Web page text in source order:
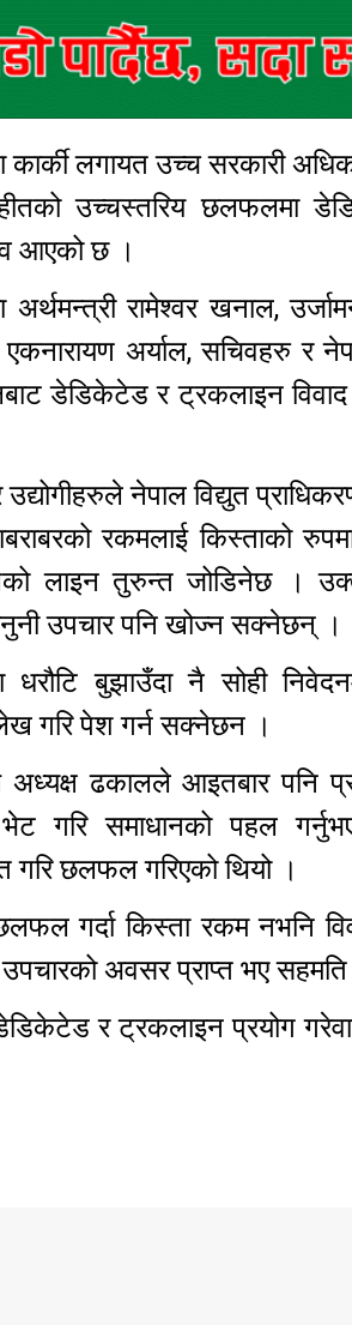
लगायत उच्च सरकारी
उच्चस्तरिय छलफलमा
आएको छ ।
अर्थमन्त्री रामेश्वर खनाल,
अर्याल, सचिवहरु र
डेडिकेटेड र ट्रकलाइन विवाद
नेपाल विद्युत
रकमलाई किस्ताको
लाइन तुरुन्त जोडिनेछ ।
उपचार पनि खोज्न सक्नेछन् ।
धरौटि बुझाउँदा नै सोही
गरि पेश गर्न सक्नेछन ।
ढकालले आइतबार पनि
गरि समाधानको पहल
गरि छलफल गरिएको थियो ।
गर्दा किस्ता रकम नभनि
उपचारको अवसर प्राप्त भए
र ट्रकलाइन प्रयोग